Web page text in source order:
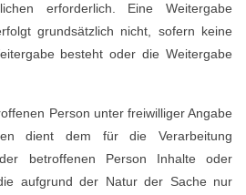
erforderlich. Eine Weitergabe
grundsätzlich nicht, sofern keine
besteht oder die Weitergabe
Person unter freiwilliger Angabe
dient dem für die Verarbeitung
betroffenen Person Inhalte oder
aufgrund der Natur der Sache nur